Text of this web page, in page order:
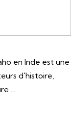
en Inde est une
d'histoire,
...